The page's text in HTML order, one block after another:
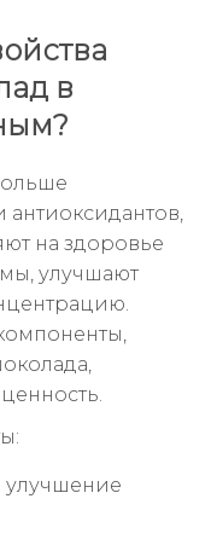
в
на здоровье
улучшают
улучшение